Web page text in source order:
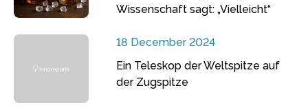
Wissenschaft sagt: „Vielleicht“
18 December 2024
Ein Teleskop der Weltspitze auf
der Zugspitze